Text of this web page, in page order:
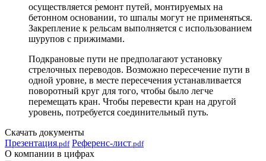
осуществляется ремонт путей, монтируемых на
бетонном основании, то шпалы могут не применяться.
Закрепление к рельсам выполняется с использованием
шурупов с прижимами.
Подкрановые пути не предполагают установку
стрелочных переводов. Возможно пересечение пути в
одной уровне, в месте пересечения устанавливается
поворотный круг для того, чтобы было легче
перемещать кран. Чтобы перевести кран на другой
уровень, потребуется соединительный путь.
Скачать документы
Презентация.pdf Референс-лист.pdf
О компании в цифрах